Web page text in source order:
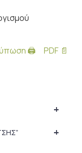
🖨
PDF 📄
+
+